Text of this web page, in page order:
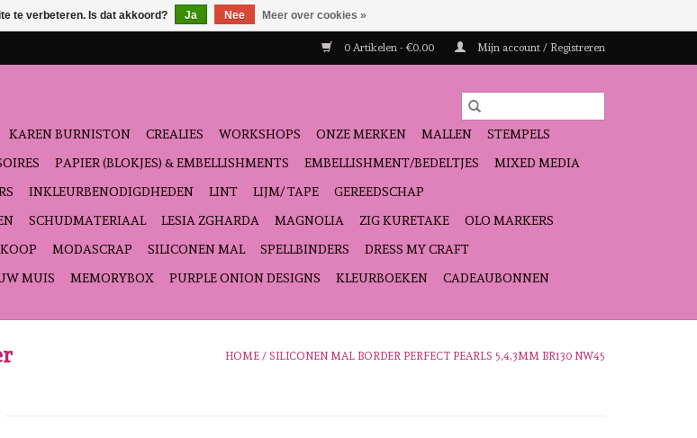
0 Artikelen - €0,00 Mijn account / Registreren
KAREN BURNISTON CREALIES WORKSHOPS ONZE MERKEN MALLEN
STEMPELS
PAPIER (BLOKJES) & EMBELLISHMENTS EMBELLISHMENT/BEDELTJES
MIXED MEDIA
INKLEURBENODIGDHEDEN LINT LIJM/ TAPE
GEREEDSCHAP
SCHUDMATERIAAL LESIA ZGHARDA MAGNOLIA ZIG KURETAKE
OLO MARKERS
MODASCRAP SILICONEN MAL SPELLBINDERS
DRESS MY CRAFT
MUIS MEMORYBOX PURPLE ONION DESIGNS KLEURBOEKEN CADEAUBONNEN
HOME / SILICONEN MAL BORDER PERFECT PEARLS 5,4,3MM BR130 NW45
te verbeteren. Is dat akkoord? Ja Nee Meer over cookies »